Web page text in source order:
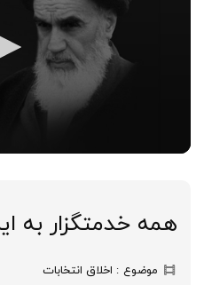
همه خدمتگزار به
موضوع
اخلاق انتخابات